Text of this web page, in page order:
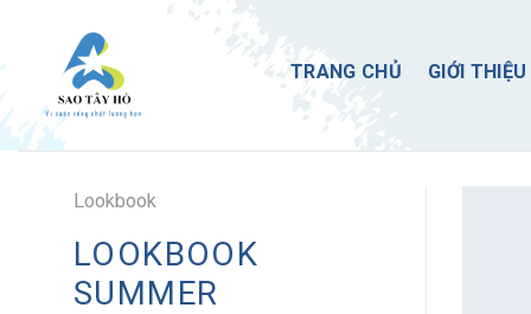
content
TRANG CHỦ GIỚI THIỆU
Lookbook
LOOKBOOK
SUMMER